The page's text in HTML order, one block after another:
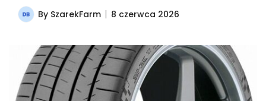
By SzarekFarm 8 czerwca 2026